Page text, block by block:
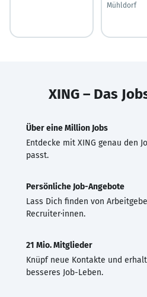
Mühldorf
XING – Das
Über eine Million Jobs
Entdecke mit XING genau den
passt.
Persönliche Job-Angebote
Lass Dich finden von
Recruiter·innen.
21 Mio. Mitglieder
Knüpf neue Kontakte und
besseres Job-Leben.